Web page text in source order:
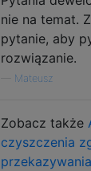
nie na temat.
pytanie, aby
rozwiązanie.
Mateusz
Zobacz także
czyszczenia